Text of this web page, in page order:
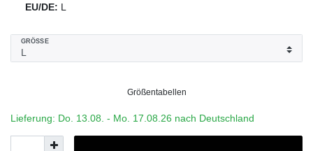
EU/DE: L
GRÖSSE
Größentabellen
Lieferung: Do. 13.08. - Mo. 17.08.26 nach Deutschland